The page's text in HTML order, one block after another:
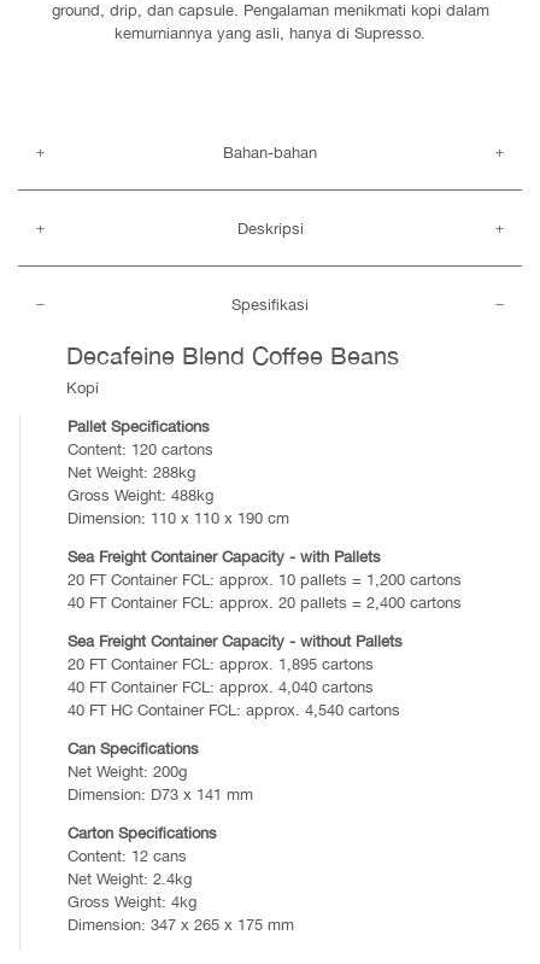
ground, drip, dan capsule. Pengalaman menikmati kopi dalam
kemurniannya yang asli, hanya di Supresso.
Bahan-bahan
Deskripsi
Spesifikasi
Decafeine Blend Coffee Beans
Kopi
Pallet Specifications
Content: 120 cartons
Net Weight: 288kg
Gross Weight: 488kg
Dimension: 110 x 110 x 190 cm
Sea Freight Container Capacity - with Pallets
20 FT Container FCL: approx. 10 pallets = 1,200 cartons
40 FT Container FCL: approx. 20 pallets = 2,400 cartons
Sea Freight Container Capacity - without Pallets
20 FT Container FCL: approx. 1,895 cartons
40 FT Container FCL: approx. 4,040 cartons
40 FT HC Container FCL: approx. 4,540 cartons
Can Specifications
Net Weight: 200g
Dimension: D73 x 141 mm
Carton Specifications
Content: 12 cans
Net Weight: 2.4kg
Gross Weight: 4kg
Dimension: 347 x 265 x 175 mm